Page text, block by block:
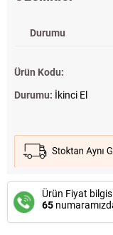
Durumu
Ürün Kodu:
Durumu: İkinci El
Ürün Fiyat
65